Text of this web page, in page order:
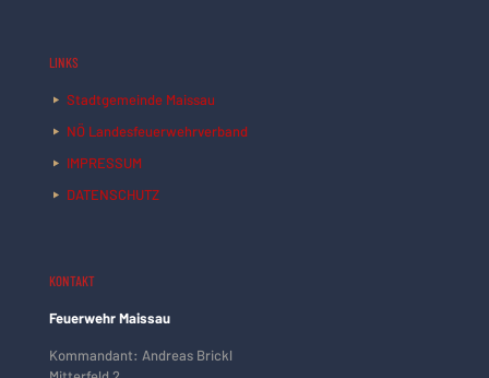
LINKS
Stadtgemeinde Maissau
NÖ Landesfeuerwehrverband
IMPRESSUM
DATENSCHUTZ
KONTAKT
Feuerwehr Maissau
Kommandant: Andreas Brickl